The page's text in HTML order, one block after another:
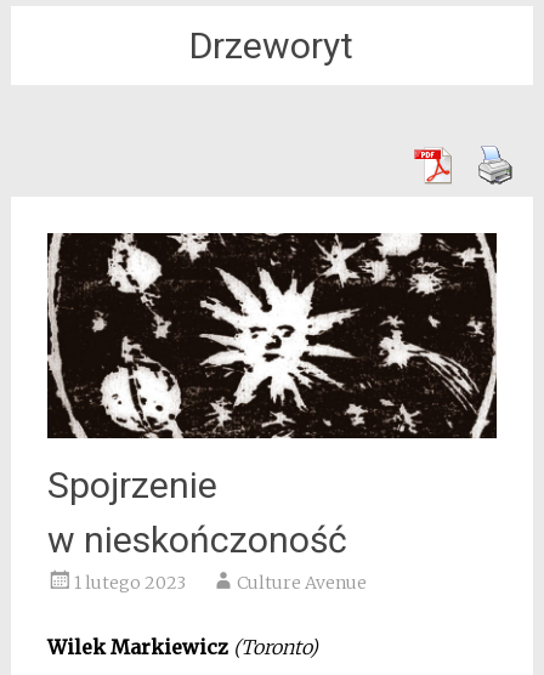
Drzeworyt
Spojrzenie
w nieskończoność
1 lutego 2023 Culture Avenue
Wilek Markiewicz (Toronto)